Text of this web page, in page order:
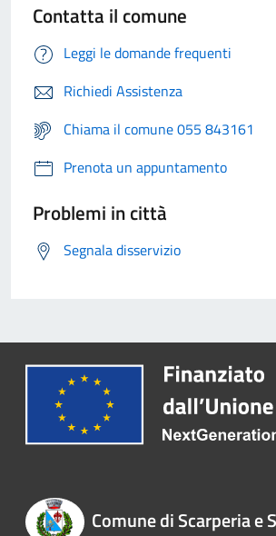
Contatta il comune
Leggi le domande frequenti
Richiedi Assistenza
Chiama il comune 055 843161
Prenota un appuntamento
Problemi in città
Segnala disservizio
Comune di Scarperia e